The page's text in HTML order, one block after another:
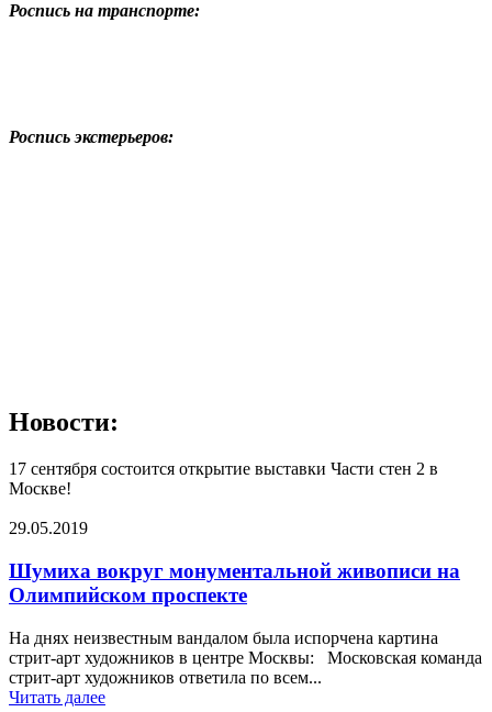
Роспись на транспорте:
Роспись экстерьеров:
Новости:
17 сентября состоится открытие выставки Части стен 2 в
Москве!
29.05.2019
Шумиха вокруг монументальной живописи на
Олимпийском проспекте
На днях неизвестным вандалом была испорчена картина
стрит-арт художников в центре Москвы: Московская команда
стрит-арт художников ответила по всем...
Читать далее